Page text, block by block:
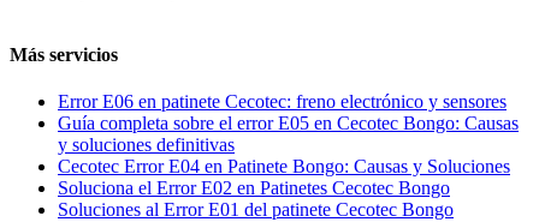
Más servicios
Error E06 en patinete Cecotec: freno electrónico y sensores
Guía completa sobre el error E05 en Cecotec Bongo: Causas
y soluciones definitivas
Cecotec Error E04 en Patinete Bongo: Causas y Soluciones
Soluciona el Error E02 en Patinetes Cecotec Bongo
Soluciones al Error E01 del patinete Cecotec Bongo